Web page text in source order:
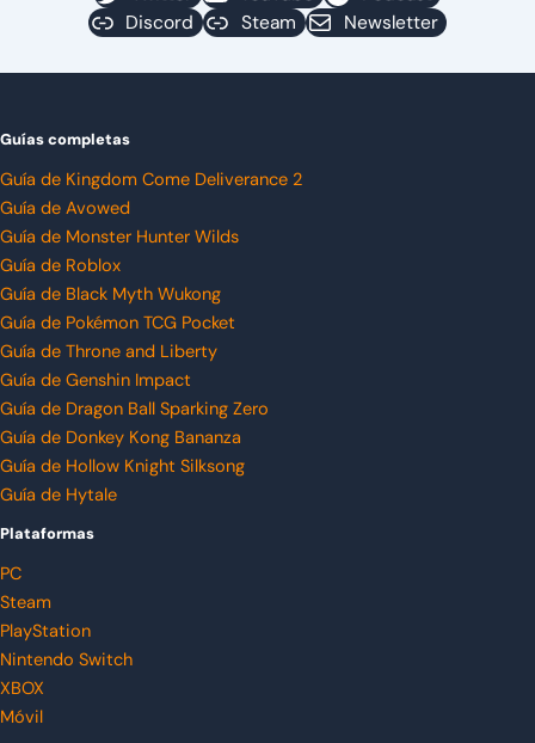
Discord
Steam Newsletter
Guías completas
Guía de Kingdom Come Deliverance 2
Guía de Avowed
Guía de Monster Hunter Wilds
Guía de Roblox
Guía de Black Myth Wukong
Guía de Pokémon TCG Pocket
Guía de Throne and Liberty
Guía de Genshin Impact
Guía de Dragon Ball Sparking Zero
Guía de Donkey Kong Bananza
Guía de Hollow Knight Silksong
Guía de Hytale
Plataformas
PC
Steam
PlayStation
Nintendo Switch
XBOX
Móvil